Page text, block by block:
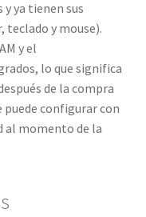
ya tienen sus
y mouse).
y el
lo que significa
de la compra
puede configurar con
al momento de la